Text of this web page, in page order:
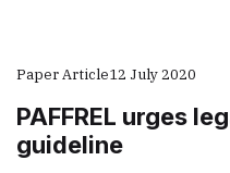
Paper Article12 July 2020
PAFFREL urges
guideline